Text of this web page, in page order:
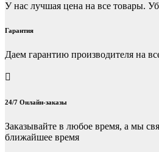
У нас лучшая цена на все товары.
Гарантия
Даем гарантию производителя на
24/7 Онлайн-заказы
Заказывайте в любое время, а мы
ближайшее время